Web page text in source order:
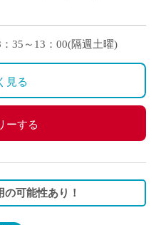
、労災保険、雇用保険、退
/年
35～13：00(隔週土曜)
見る
ーする
可能性あり！